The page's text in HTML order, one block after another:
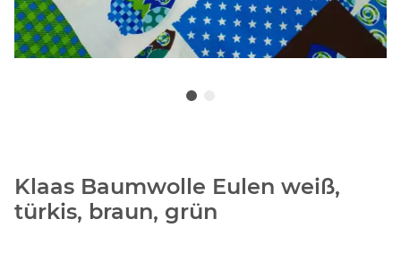
Klaas Baumwolle Eulen weiß,
türkis, braun, grün